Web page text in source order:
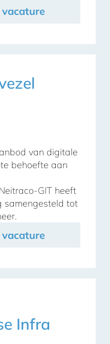
van digitale
behoefte aan
GIT heeft
samengesteld tot
Infra